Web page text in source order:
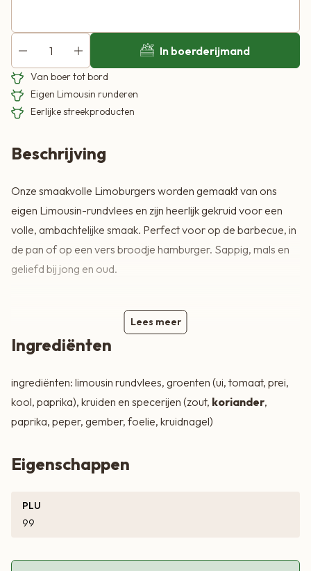
In boerderijmand
Van boer tot bord
Eigen Limousin runderen
Eerlijke streekproducten
Beschrijving
Onze smaakvolle Limoburgers worden gemaakt van ons
eigen Limousin-rundvlees en zijn heerlijk gekruid voor een
volle, ambachtelijke smaak. Perfect voor op de barbecue, in
de pan of op een vers broodje hamburger. Sappig, mals en
geliefd bij jong en oud.
Lees meer
Ingrediënten
ingrediënten: limousin rundvlees, groenten (ui, tomaat, prei,
kool, paprika), kruiden en specerijen (zout, koriander,
paprika, peper, gember, foelie, kruidnagel)
Eigenschappen
PLU
99